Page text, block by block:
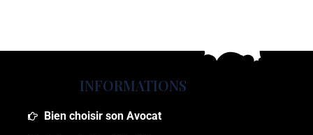
INFORMATIONS
Bien choisir son Avocat